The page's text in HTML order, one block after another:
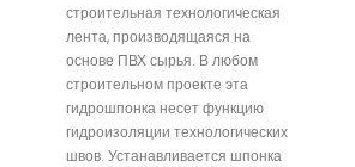
строительная технологическая
лента, производящаяся на
основе ПВХ сырья. В любом
строительном проекте эта
гидрошпонка несет функцию
гидроизоляции технологических
швов. Устанавливается шпонка